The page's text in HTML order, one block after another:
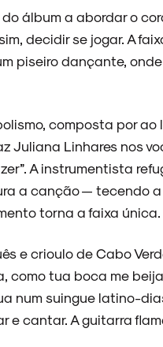
álbum a abordar o
decidir se jogar. A
piseiro dançante,
composta por ao
Juliana Linhares nos
A instrumentista
a canção — tecendo a
torna a faixa única.
e crioulo de Cabo
como tua boca me
num suingue latino-
e cantar. A guitarra